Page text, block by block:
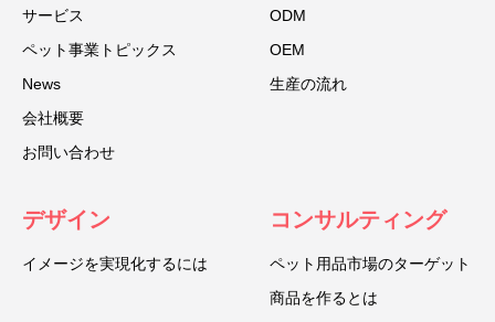
サービス
ペット事業トピックス
News
会社概要
お問い合わせ
ODM
OEM
生産の流れ
デザイン
イメージを実現化するには
コンサルティング
ペット用品市場のターゲット
商品を作るとは